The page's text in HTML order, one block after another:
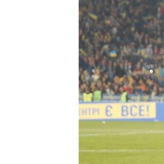
КРЫМ.НЕПОКОРЕННЫЙ
УКРАИНСКАЯ ПРОБЛЕМА КРЫМА